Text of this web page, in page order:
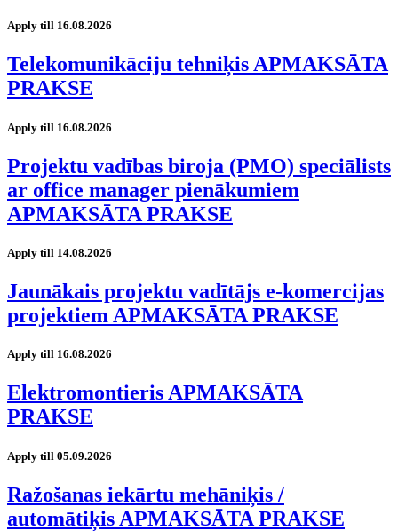
Apply till 16.08.2026
Telekomunikāciju tehniķis APMAKSĀTA
PRAKSE
Apply till 16.08.2026
Projektu vadības biroja (PMO) speciālists
ar office manager pienākumiem
APMAKSĀTA PRAKSE
Apply till 14.08.2026
Jaunākais projektu vadītājs e-komercijas
projektiem APMAKSĀTA PRAKSE
Apply till 16.08.2026
Elektromontieris APMAKSĀTA
PRAKSE
Apply till 05.09.2026
Ražošanas iekārtu mehāniķis /
automātiķis APMAKSĀTA PRAKSE